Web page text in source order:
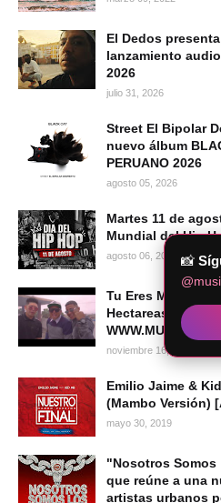
El Dedos
lanzamiento
2026
julio 31, 2026
Street El Bipolar
nuevo álbum
PERUANO 2026
agosto 05, 2026
Martes 11 de
Mundial del Hip
agosto 06, 2026
Tu Eres Mia
Hectareas 14
noviembre 16, 2010
Emilio Jaime &
(Mambo Versión)
mayo 30, 2019
"Nosotros Somos
que reúne a una
artistas urbanos
📸